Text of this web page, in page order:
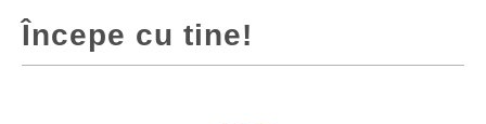
Începe cu tine!